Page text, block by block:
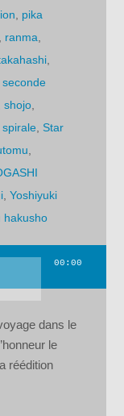
pika
ranma
,seconde
,shojo
,spirale ,Star
,Yoshiyuki
hakusho
00:00
dans le
le
réédition